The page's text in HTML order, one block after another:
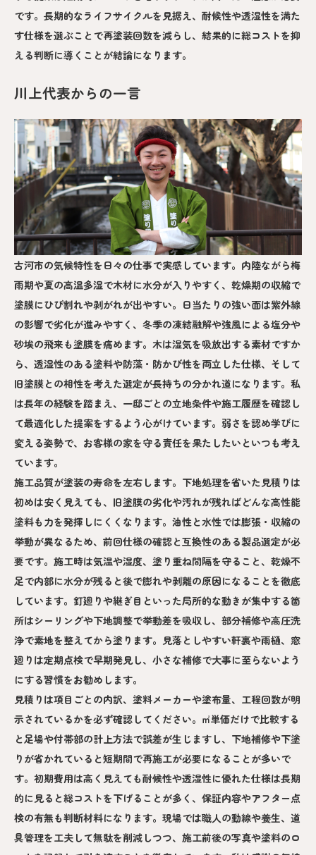
です。長期的なライフサイクルを見据え、耐候性や透湿性を満た
す仕様を選ぶことで再塗装回数を減らし、結果的に総コストを抑
える判断に導くことが結論になります。
川上代表からの一言
古河市の気候特性を日々の仕事で実感しています。内陸ながら梅
雨期や夏の高温多湿で木材に水分が入りやすく、乾燥期の収縮で
塗膜にひび割れや剥がれが出やすい。日当たりの強い面は紫外線
の影響で劣化が進みやすく、冬季の凍結融解や強風による塩分や
砂埃の飛来も塗膜を痛めます。木は湿気を吸放出する素材ですか
ら、透湿性のある塗料や防藻・防かび性を両立した仕様、そして
旧塗膜との相性を考えた選定が長持ちの分かれ道になります。私
は長年の経験を踏まえ、一邸ごとの立地条件や施工履歴を確認し
て最適化した提案をするよう心がけています。弱さを認め学びに
変える姿勢で、お客様の家を守る責任を果たしたいといつも考え
ています。
施工品質が塗装の寿命を左右します。下地処理を省いた見積りは
初めは安く見えても、旧塗膜の劣化や汚れが残ればどんな高性能
塗料も力を発揮しにくくなります。油性と水性では膨張・収縮の
挙動が異なるため、前回仕様の確認と互換性のある製品選定が必
要です。施工時は気温や湿度、塗り重ね間隔を守ること、乾燥不
足で内部に水分が残ると後で膨れや剥離の原因になることを徹底
しています。釘廻りや継ぎ目といった局所的な動きが集中する箇
所はシーリングや下地調整で挙動差を吸収し、部分補修や高圧洗
浄で素地を整えてから塗ります。見落としやすい軒裏や雨樋、窓
廻りは定期点検で早期発見し、小さな補修で大事に至らないよう
にする習慣をお勧めします。
見積りは項目ごとの内訳、塗料メーカーや塗布量、工程回数が明
示されているかを必ず確認してください。㎡単価だけで比較する
と足場や付帯部の計上方法で誤差が生じますし、下地補修や下塗
りが省かれていると短期間で再施工が必要になることが多いで
す。初期費用は高く見えても耐候性や透湿性に優れた仕様は長期
的に見ると総コストを下げることが多く、保証内容やアフター点
検の有無も判断材料になります。現場では職人の動線や養生、道
具管理を工夫して無駄を削減しつつ、施工前後の写真や塗料のロ